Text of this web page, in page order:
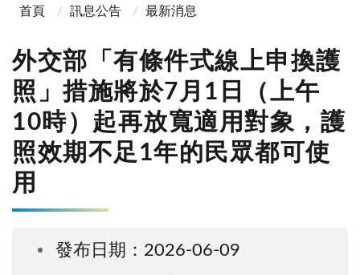
首頁 訊息公告 最新消息
外交部「有條件式線上申換護
照」措施將於7月1日（上午
10時）起再放寬適用對象，護
照效期不足1年的民眾都可使
用
發布日期：2026-06-09